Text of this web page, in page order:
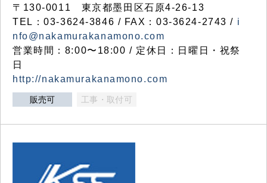
〒130-0011 東京都墨田区石原4-26-13
TEL：03-3624-3846 / FAX：03-3624-2743 / i
nfo@nakamurakanamono.com
営業時間：8:00〜18:00 / 定休日：日曜日・祝祭
日
http://nakamurakanamono.com
販売可 工事・取付可